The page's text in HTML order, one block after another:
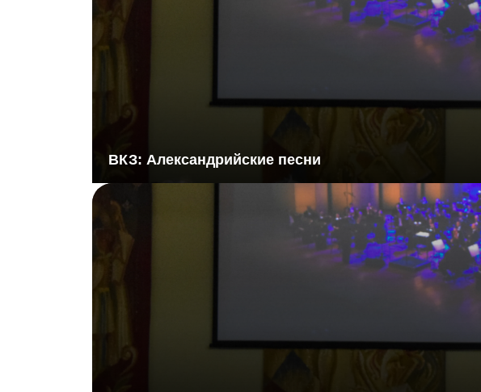
ВКЗ: Александрийские песни